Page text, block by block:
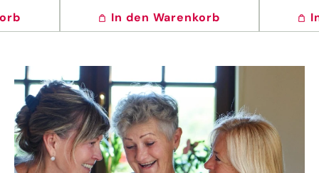
In den Warenkorb